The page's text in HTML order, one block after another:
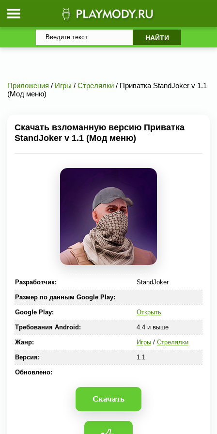
Приложения / Игры / Стрелялки / Приватка StandJoker v 1.1
(Мод меню)
Скачать взломанную версию Приватка
StandJoker v 1.1 (Мод меню)
Разработчик: StandJoker
Размер по данным Google Play:
Google Play: Открыть
Требования Android: 4.4 и выше
Жанр: Игры/ Стрелялки
Версия: 1.1
Обновлено:
Скачать